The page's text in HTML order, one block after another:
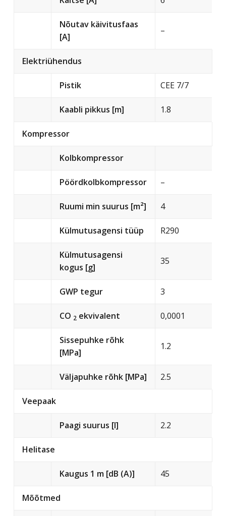
Nõutav käivitusfaas
[A]
–
Elektriühendus
Pistik CEE 7/7
Kaabli pikkus [m] 1.8
Kompressor
Kolbkompressor
Pöördkolbkompressor –
Ruumi min suurus [m²] 4
Külmutusagensi tüüp R290
Külmutusagensi
kogus [g]
35
GWP tegur 3
CO 2 ekvivalent 0,0001
Sissepuhke rõhk
[MPa]
1.2
Väljapuhke rõhk [MPa] 2.5
Veepaak
Paagi suurus [l] 2.2
Helitase
Kaugus 1 m [dB (A)] 45
Mõõtmed